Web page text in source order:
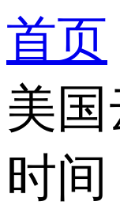
首页
美
时间